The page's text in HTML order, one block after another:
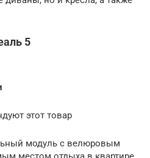
5
этот товар
модуль с велюровым